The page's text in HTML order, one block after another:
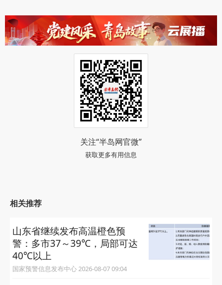
关注“半岛网官微”
获取更多有用信息
相关推荐
山东省继续发布高温橙色预
警：多市37～39℃，局部可达
40℃以上
国家预警信息发布中心 2026-08-07 09:04